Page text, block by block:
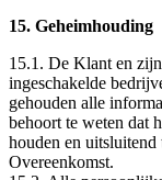
15. Geheimhouding
15.1. De Klant en
ingeschakelde
gehouden alle
behoort te weten dat
houden en
Overeenkomst.